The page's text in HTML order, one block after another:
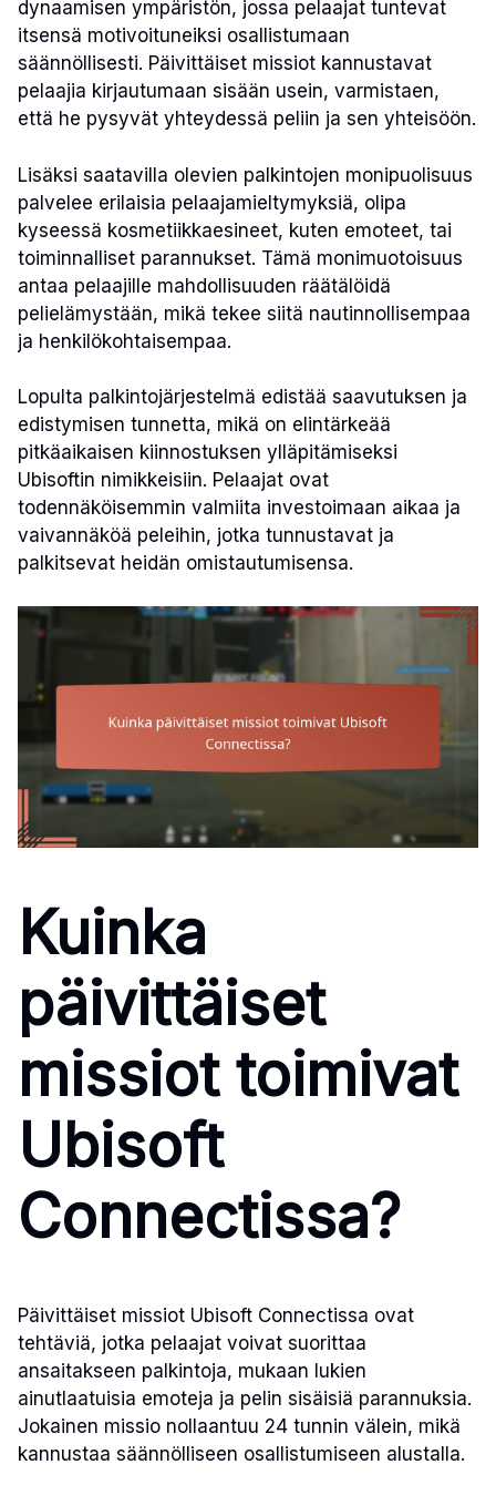
dynaamisen ympäristön, jossa pelaajat tuntevat
itsensä motivoituneiksi osallistumaan
säännöllisesti. Päivittäiset missiot kannustavat
pelaajia kirjautumaan sisään usein, varmistaen,
että he pysyvät yhteydessä peliin ja sen yhteisöön.
Lisäksi saatavilla olevien palkintojen monipuolisuus
palvelee erilaisia pelaajamieltymyksiä, olipa
kyseessä kosmetiikkaesineet, kuten emoteet, tai
toiminnalliset parannukset. Tämä monimuotoisuus
antaa pelaajille mahdollisuuden räätälöidä
pelielämystään, mikä tekee siitä nautinnollisempaa
ja henkilökohtaisempaa.
Lopulta palkintojärjestelmä edistää saavutuksen ja
edistymisen tunnetta, mikä on elintärkeää
pitkäaikaisen kiinnostuksen ylläpitämiseksi
Ubisoftin nimikkeisiin. Pelaajat ovat
todennäköisemmin valmiita investoimaan aikaa ja
vaivannäköä peleihin, jotka tunnustavat ja
palkitsevat heidän omistautumisensa.
Kuinka
päivittäiset
missiot toimivat
Ubisoft
Connectissa?
Päivittäiset missiot Ubisoft Connectissa ovat
tehtäviä, jotka pelaajat voivat suorittaa
ansaitakseen palkintoja, mukaan lukien
ainutlaatuisia emoteja ja pelin sisäisiä parannuksia.
Jokainen missio nollaantuu 24 tunnin välein, mikä
kannustaa säännölliseen osallistumiseen alustalla.